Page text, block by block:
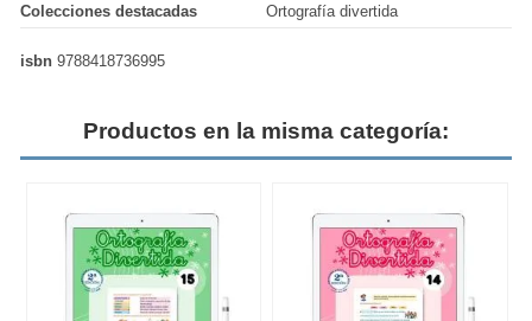
Colecciones destacadas
Ortografía divertida
isbn 9788418736995
Productos en la misma categoría: